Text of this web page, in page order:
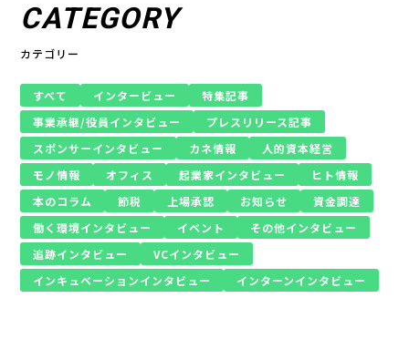
CATEGORY
カテゴリー
すべて インタービュー
特集記事
事業承継/役員インタビュー
プレスリリース記事
スポンサーインタビュー
カネ情報
人的資本経営
モノ情報
オフィス 起業家インタビュー
ヒト情報
本のコラム
節税 上場承認 お知らせ
資金調達
働く環境インタビュー
イベント
その他インタビュー
追跡インタビュー
VCインタビュー
インキュベーションインタビュー
インターンインタビュー